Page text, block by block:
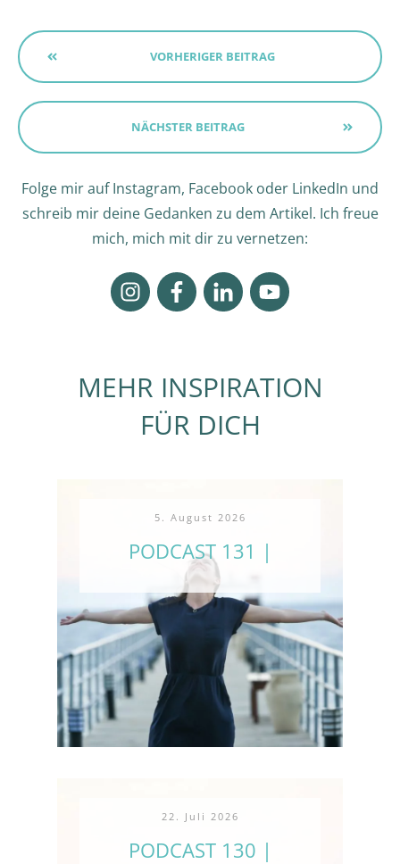
VORHERIGER BEITRAG
NÄCHSTER BEITRAG
Folge mir auf Instagram, Facebook oder LinkedIn und
schreib mir deine Gedanken zu dem Artikel. Ich freue
mich, mich mit dir zu vernetzen:
MEHR INSPIRATION
FÜR DICH
5. August 2026
PODCAST 131 |
22. Juli 2026
PODCAST 130 |